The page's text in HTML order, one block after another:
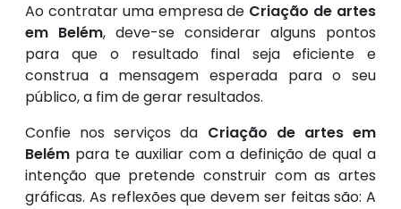
Ao contratar uma empresa de Criação de artes
em Belém, deve-se considerar alguns pontos
para que o resultado final seja eficiente e
construa a mensagem esperada para o seu
público, a fim de gerar resultados.
Confie nos serviços da Criação de artes em
Belém para te auxiliar com a definição de qual a
intenção que pretende construir com as artes
gráficas. As reflexões que devem ser feitas são: A